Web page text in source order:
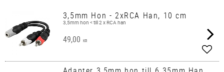
3,5mm Hon - 2xRCA Han, 10 cm
3,5mm hon < till 2 x RCA han
49,00 KR
Add